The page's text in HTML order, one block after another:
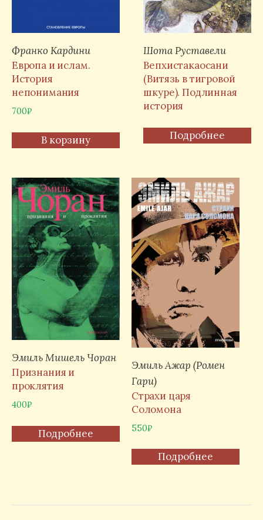
Франко Кардини
Европа и ислам.
История
непонимания
700₽
В корзину
Шота Руставели
Вепхистакаосани
(Витязь в тигровой
шкуре). Подлинная
история
Подробнее
Эмиль Мишель Чоран
Признания и
проклятия
400₽
Подробнее
Эмиль Ажар (Ромен
Гари)
Страхи царя
Соломона
550₽
Подробнее